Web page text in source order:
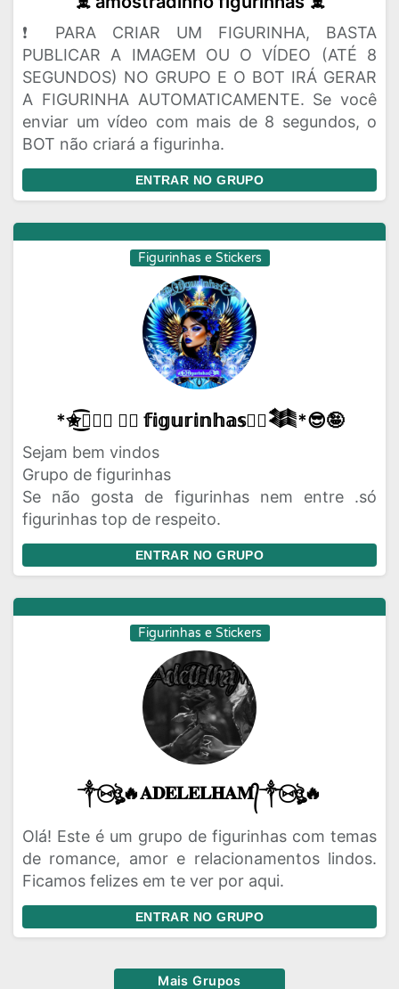
❗ PARA CRIAR UM FIGURINHA, BASTA
PUBLICAR A IMAGEM OU O VÍDEO (ATÉ 8
SEGUNDOS) NO GRUPO E O BOT IRÁ GERAR
A FIGURINHA AUTOMATICAMENTE. Se você
enviar um vídeo com mais de 8 segundos, o
BOT não criará a figurinha.
ENTRAR NO GRUPO
Figurinhas e Stickers
*✬͜͡☬⃝⃬ ⍣⃝ 𝕗𝕚𝕘𝕦𝕣𝕚𝕟𝕙𝕒𝕤⍣⃝𒈞*😎🤪
Sejam bem vindos
Grupo de figurinhas
Se não gosta de figurinhas nem entre .só
figurinhas top de respeito.
ENTRAR NO GRUPO
Figurinhas e Stickers
༒⑅⃝ঔৣ🔥𝐀𝐃𝐄𝐋𝐄𝐋𝐇𝐀𝐌᭄༒⑅⃝ঔৣ🔥
Olá! Este é um grupo de figurinhas com temas
de romance, amor e relacionamentos lindos.
Ficamos felizes em te ver por aqui.
ENTRAR NO GRUPO
Mais Grupos